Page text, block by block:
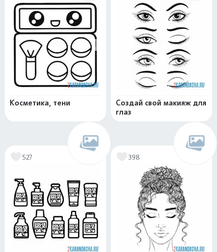
Косметика, тени
Создай свой макияж для
глаз
527 398